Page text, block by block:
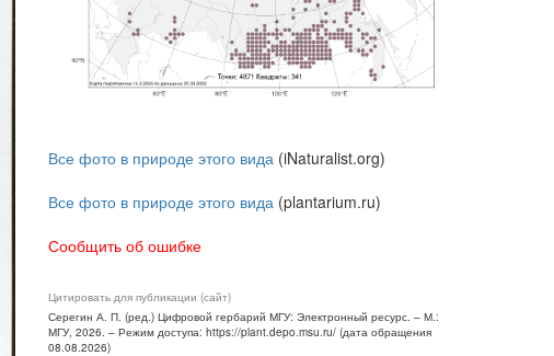
Все фото в природе этого вида (iNaturalist.org)
Все фото в природе этого вида (plantarium.ru)
Сообщить об ошибке
Цитировать для публикации (сайт)
Серегин А. П. (ред.) Цифровой гербарий МГУ: Электронный ресурс. – М.:
МГУ, 2026. – Режим доступа: https://plant.depo.msu.ru/ (дата обращения
08.08.2026)